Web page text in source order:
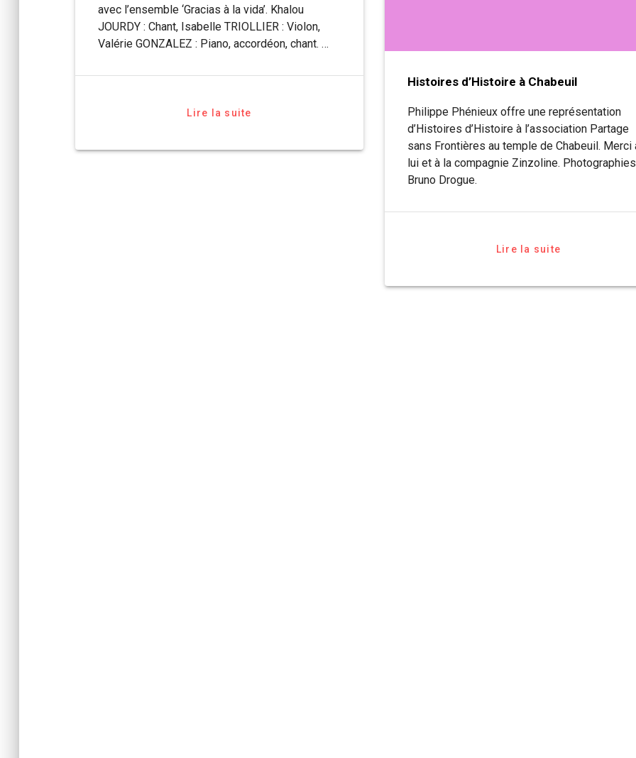
avec l’ensemble ‘Gracias à la vida’. Khalou
JOURDY : Chant, Isabelle TRIOLLIER : Violon,
Valérie GONZALEZ : Piano, accordéon, chant. …
Lire la suite
Histoires d’Histoire à Chabeuil
Philippe Phénieux offre une représentation
d’Histoires d’Histoire à l’association Partage
sans Frontières au temple de Chabeuil. Merci
lui et à la compagnie Zinzoline. Photographies
Bruno Drogue.
Lire la suite